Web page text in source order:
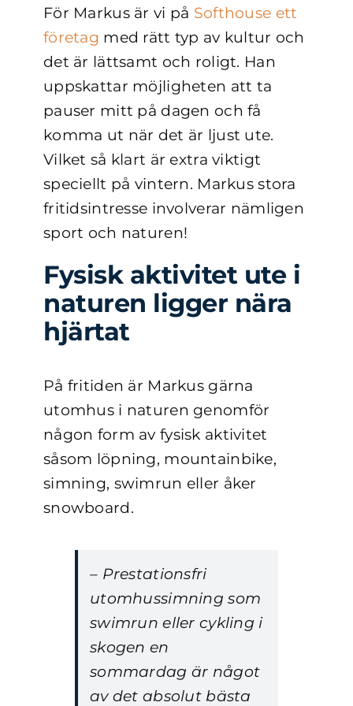
För Markus är vi på Softhouse ett
företag med rätt typ av kultur och
det är lättsamt och roligt. Han
uppskattar möjligheten att ta
pauser mitt på dagen och få
komma ut när det är ljust ute.
Vilket så klart är extra viktigt
speciellt på vintern. Markus stora
fritidsintresse involverar nämligen
sport och naturen!
Fysisk aktivitet ute i
naturen ligger nära
hjärtat
På fritiden är Markus gärna
utomhus i naturen genomför
någon form av fysisk aktivitet
såsom löpning, mountainbike,
simning, swimrun eller åker
snowboard.
– Prestationsfri
utomhussimning som
swimrun eller cykling i
skogen en
sommardag är något
av det absolut bästa